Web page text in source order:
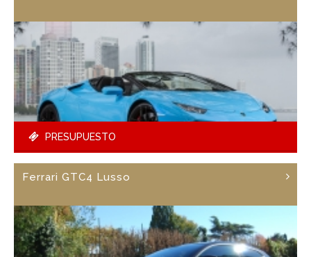
PRESUPUESTO
Ferrari GTC4 Lusso